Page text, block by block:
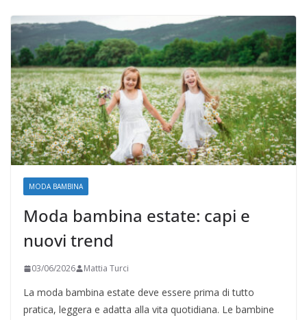
MODA BAMBINA
Moda bambina estate: capi e
nuovi trend
03/06/2026 Mattia Turci
La moda bambina estate deve essere prima di tutto
pratica, leggera e adatta alla vita quotidiana. Le bambine